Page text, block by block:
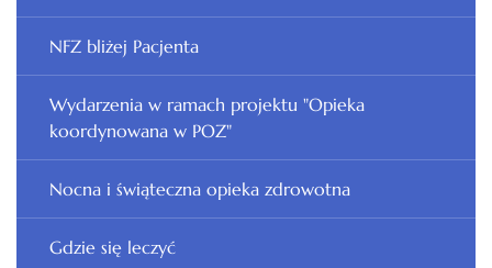
NFZ bliżej Pacjenta
Wydarzenia w ramach projektu "Opieka
koordynowana w POZ"
Nocna i świąteczna opieka zdrowotna
Gdzie się leczyć